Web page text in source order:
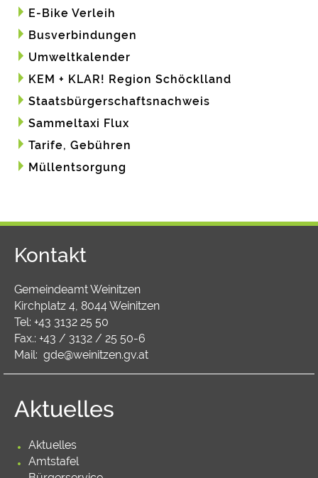
E-Bike Verleih
Busverbindungen
Umweltkalender
KEM + KLAR! Region Schöcklland
Staatsbürgerschaftsnachweis
Sammeltaxi Flux
Tarife, Gebühren
Müllentsorgung
Kontakt
Gemeindeamt Weinitzen
Kirchplatz 4, 8044 Weinitzen
Tel: +43 3132 25 50
Fax.: +43 / 3132 / 25 50-6
Mail: gde@weinitzen.gv.at
Aktuelles
Aktuelles
Amtstafel